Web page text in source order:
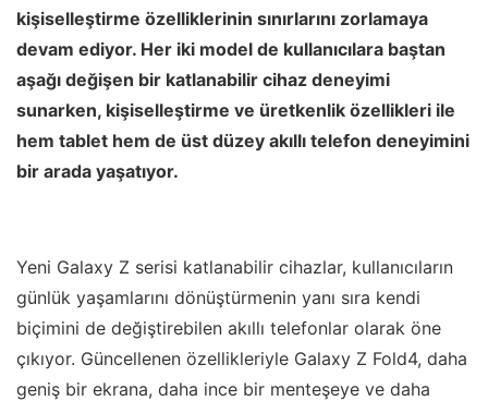
kişiselleştirme özelliklerinin sınırlarını zorlamaya
devam ediyor. Her iki model de kullanıcılara baştan
aşağı değişen bir katlanabilir cihaz deneyimi
sunarken, kişiselleştirme ve üretkenlik özellikleri ile
hem tablet hem de üst düzey akıllı telefon deneyimini
bir arada yaşatıyor.
Yeni Galaxy Z serisi katlanabilir cihazlar, kullanıcıların
günlük yaşamlarını dönüştürmenin yanı sıra kendi
biçimini de değiştirebilen akıllı telefonlar olarak öne
çıkıyor. Güncellenen özellikleriyle Galaxy Z Fold4, daha
geniş bir ekrana, daha ince bir menteşeye ve daha